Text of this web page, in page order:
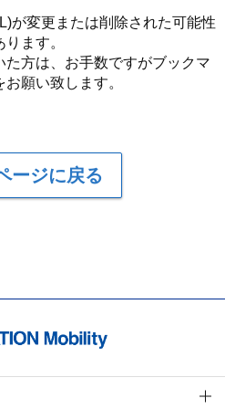
が変更または削除された可能性
ります。
方は、お手数ですがブックマ
願い致します。
ージに戻る